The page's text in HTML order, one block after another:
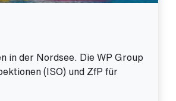
in der Nordsee. Die WP Group
(ISO) und ZfP für